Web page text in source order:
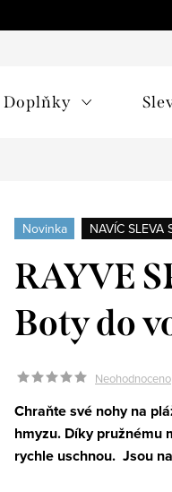
Doplňky
Novinka NAVÍC SLEVA
RAYVE
Boty do
Neohodnoceno
Chraňte své nohy na
hmyzu. Díky pružnému
rychle uschnou. Jsou